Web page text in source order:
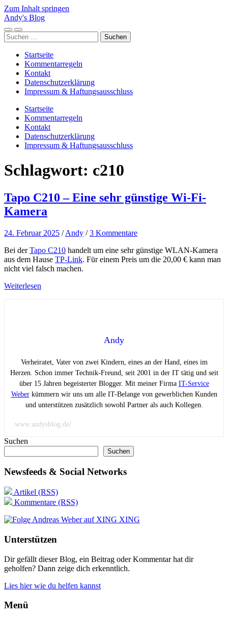
Zum Inhalt springen
Andy's Blog
Mobile-
Menü
Suchfeld
ein-/ausblenden
Suchen
nach:
Startseite
Kommentarregeln
Kontakt
Datenschutzerklärung
Impressum & Haftungsausschluss
Startseite
Kommentarregeln
Kontakt
Datenschutzerklärung
Impressum & Haftungsausschluss
Schlagwort: c210
Tapo C210 – Eine sehr günstige Wi-Fi-
Kamera
24. Februar 2025 /Andy /3 Kommentare
Bei derTapo C210 handelt um eine sehr günstige WLAN-Kamera
aus dem Hause TP-Link. Für einem Preis um die 20,00 € kann man
nicht viel falsch machen.
Weiterlesen
Andy
Verheiratet, Vater von zwei Kindern, eines an der Hand, eines im
Herzen. Schon immer Technik-Freund, seit 2001 in der IT tätig und seit
über 15 Jahren begeisterter Blogger. Mit meiner Firma IT-Service
Weberkümmern wir uns um alle IT-Belange von gewerblichen Kunden
und unterstützen zusätzlich sowohl Partner als auch Kollegen.
www.andysblog.de/
Suchen
Suchen
Newsfeeds & Social Networks
Artikel (RSS)
Kommentare (RSS)
XING
Unterstützen
Dir gefällt dieser Blog, ein Beitrag oder Kommentar hat dir
geholfen? Dann zeige dich erkenntlich.
Lies hier wie du helfen kannst
Menü